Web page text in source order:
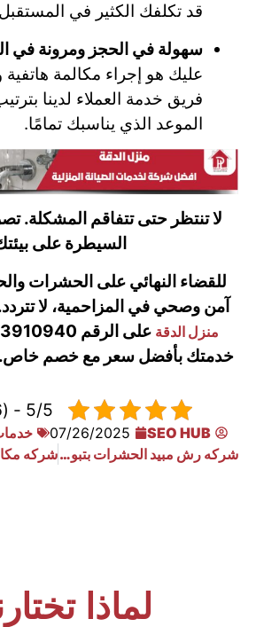
قد تكلفك الكثير في
سهولة في الحجز ومرونة في
عليك هو إجراء مكالمة
فريق خدمة العملاء لدينا
الموعد الذي يناسبك تمامًا.
لا تنتظر حتى تتفاقم المشكلة.
السيطرة على
للقضاء النهائي على الحشرات
آمن وصحي في المزاحمية، لا
منزل الدقة
خدمتك بأفضل سعر مع خصم خاص.
5/5 - (6 أصوات)
SEO HUB
07/26/2025
شركه رش مبيد الحشرات بتبوك 0533910940
لماذا